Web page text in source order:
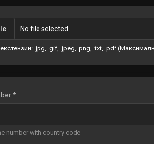
No file selected
.jpg, .gif, .jpeg, .png, .txt, .pdf
*
number with country code